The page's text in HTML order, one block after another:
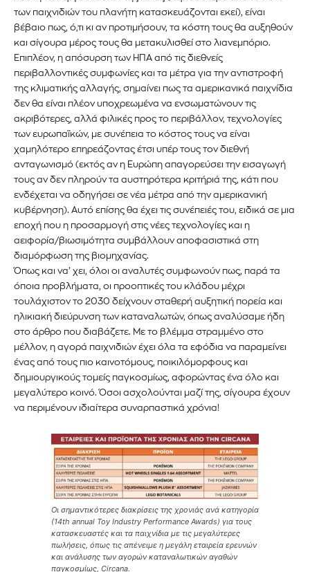
των παιχνιδιών του πλανήτη κατασκευάζονται εκεί), είναι
βέβαιο πως, ό,τι κι αν προτιμήσουν, τα κόστη τους θα αυξηθούν
και σίγουρα μέρος τους θα μετακυλισθεί στο λιανεμπόριο.
Επιπλέον, η απόσυρση των ΗΠΑ από τις διεθνείς
περιβαλλοντικές συμφωνίες και τα μέτρα για την αντιστροφή
της κλιματικής αλλαγής, σημαίνει πως τα αμερικανικά παιχνίδια
δεν θα είναι πλέον υποχρεωμένα να ενσωματώνουν τις
ακριβότερες, αλλά φιλικές προς το περιβάλλον, τεχνολογίες
των ευρωπαϊκών, με συνέπεια το κόστος τους να είναι
χαμηλότερο επηρεάζοντας έτσι υπέρ τους τον διεθνή
ανταγωνισμό (εκτός αν η Ευρώπη απαγορεύσει την εισαγωγή
τους αν δεν πληρούν τα αυστηρότερα κριτήριά της, κάτι που
ενδέχεται να οδηγήσει σε νέα μέτρα από την αμερικανική
κυβέρνηση). Αυτό επίσης θα έχει τις συνέπειές του, ειδικά σε μια
εποχή που η προσαρμογή στις νέες τεχνολογίες και η
αειφορία/βιωσιμότητα συμβάλλουν αποφασιστικά στη
διαμόρφωση της βιομηχανίας.
Όπως και να’ χει, όλοι οι αναλυτές συμφωνούν πως, παρά τα
όποια προβλήματα, οι προοπτικές του κλάδου μέχρι
τουλάχιστον το 2030 δείχνουν σταθερή αυξητική πορεία και
ηλικιακή διεύρυνση των καταναλωτών, όπως αναλύσαμε ήδη
στο άρθρο που διαβάζετε. Με το βλέμμα στραμμένο στο
μέλλον, η αγορά παιχνιδιών έχει όλα τα εφόδια να παραμείνει
ένας από τους πιο καινοτόμους, ποικιλόμορφους και
δημιουργικούς τομείς παγκοσμίως, αφορώντας ένα όλο και
μεγαλύτερο κοινό. Όσοι ασχολούνται μαζί της, σίγουρα έχουν
να περιμένουν ιδιαίτερα συναρπαστικά χρόνια!
Οι σημαντικότερες διακρίσεις της χρονιάς ανά κατηγορία
(14th annual Toy Industry Performance Awards) για τους
κατασκευαστές και τα παιχνίδια με τις μεγαλύτερες
πωλήσεις, όπως τις απένειμε η μεγάλη εταιρεία ερευνών
και ανάλυσης των αγορών καταναλωτικών αγαθών
παγκοσμίως, Circana.